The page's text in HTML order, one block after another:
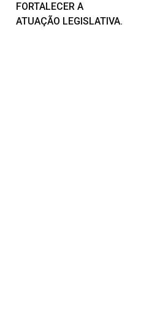
FORTALECER A
ATUAÇÃO LEGISLATIVA.